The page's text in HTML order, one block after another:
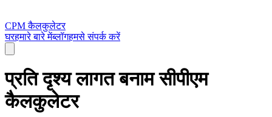
CPM कैलकुलेटर
घरहमारे बारे मेंब्लॉगहमसे संपर्क करें
प्रति दृश्य लागत बनाम सीपीएम
कैलकुलेटर